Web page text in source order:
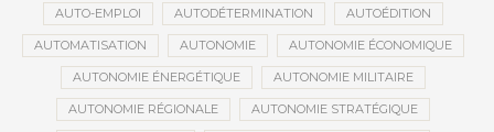
AUTO-EMPLOI AUTODÉTERMINATION AUTOÉDITION
AUTOMATISATION AUTONOMIE AUTONOMIE ÉCONOMIQUE
AUTONOMIE ÉNERGÉTIQUE AUTONOMIE MILITAIRE
AUTONOMIE RÉGIONALE AUTONOMIE STRATÉGIQUE